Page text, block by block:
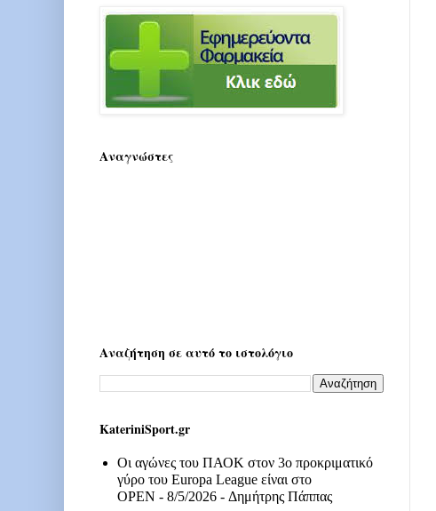
Αναγνώστες
Αναζήτηση σε αυτό το ιστολόγιο
KateriniSport.gr
Οι αγώνες του ΠΑΟΚ στον 3ο προκριματικό
γύρο του Europa League είναι στο
OPEN - 8/5/2026 - Δημήτρης Πάππας